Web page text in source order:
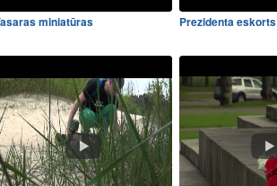
miniatūras Prezidenta eskorts